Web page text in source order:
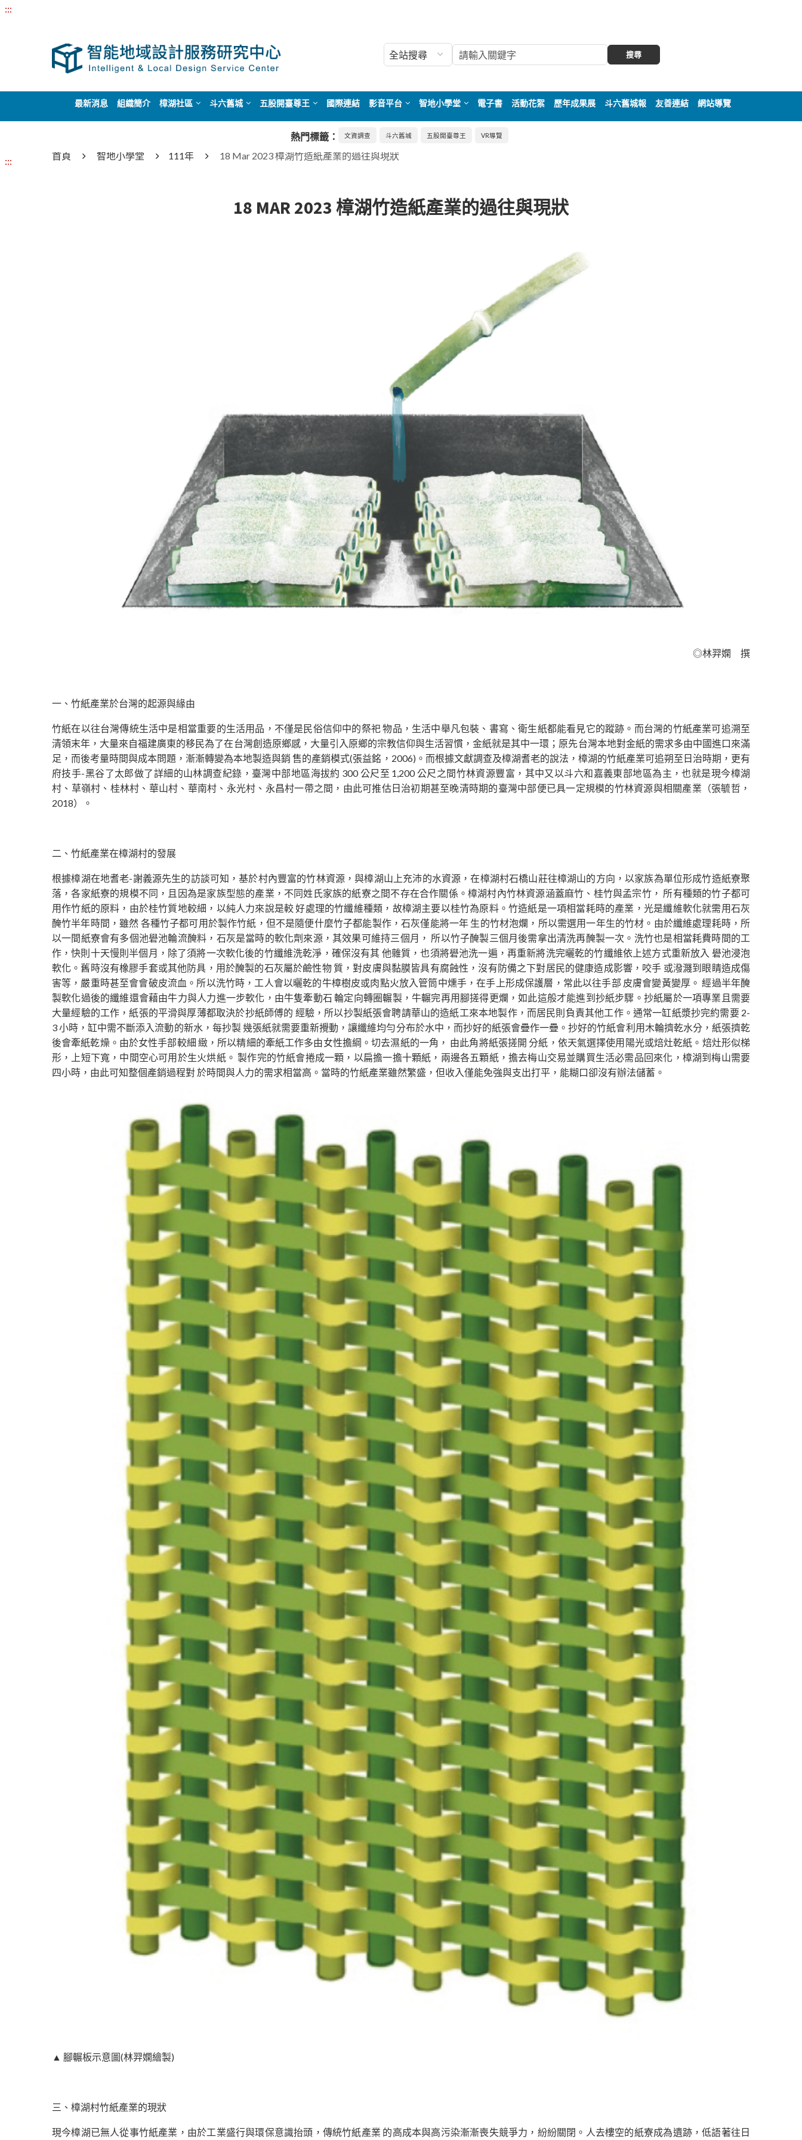
:::
搜尋
最新消息 組織簡介 樟湖社區 斗六舊城 五股開臺尊王 國際連結 影音平台 智地小學堂 電子書 活動花絮 歷年成果展 斗六舊城報 友善連結 網站導覽
熱門標籤： 文資調查 斗六舊城 五股開臺尊王 VR導覽
::: 首頁 智地小學堂 111年 18 Mar 2023 樟湖竹造紙產業的過往與現狀
18 MAR 2023 樟湖竹造紙產業的過往與現狀
◎林羿嫻 撰
一、竹紙產業於台灣的起源與緣由
竹紙在以往台灣傳統生活中是相當重要的生活用品，不僅是民俗信仰中的祭祀 物品，生活中舉凡包裝、書寫、衛生紙都能看見它的蹤跡。而台灣的竹紙產業可追溯至
清領末年，大量來自福建廣東的移民為了在台灣創造原鄉感，大量引入原鄉的宗教信仰與生活習慣，金紙就是其中一環；原先台灣本地對金紙的需求多由中國進口來滿
足，而後考量時間與成本問題，漸漸轉變為本地製造與銷 售的產銷模式(張益銘，2006)。而根據文獻調查及樟湖耆老的說法，樟湖的竹紙產業可追朔至日治時期，更有
府技手-黑谷了太郎做了詳細的山林調查紀錄，臺灣中部地區海拔約 300 公尺至 1,200 公尺之間竹林資源豐富，其中又以斗六和嘉義東部地區為主，也就是現今樟湖
村、草嶺村、桂林村、華山村、華南村、永光村、永昌村一帶之間，由此可推估日治初期甚至晚清時期的臺灣中部便已具一定規模的竹林資源與相關產業（張毓哲，
2018）。
二、竹紙產業在樟湖村的發展
根據樟湖在地耆老-謝義源先生的訪談可知，基於村內豐富的竹林資源，與樟湖山上充沛的水資源，在樟湖村石橋山莊往樟湖山的方向，以家族為單位形成竹造紙寮聚
落，各家紙寮的規模不同，且因為是家族型態的產業，不同姓氏家族的紙寮之間不存在合作關係。樟湖村內竹林資源涵蓋麻竹、桂竹與孟宗竹， 所有種類的竹子都可
用作竹紙的原料，由於桂竹質地較細，以純人力來說是較 好處理的竹纖維種類，故樟湖主要以桂竹為原料。竹造紙是一項相當耗時的產業，光是纖維軟化就需用石灰
醃竹半年時間，雖然 各種竹子都可用於製作竹紙，但不是隨便什麼竹子都能製作，石灰僅能將一年 生的竹材泡爛，所以需選用一年生的竹材。由於纖維處理耗時，所
以一間紙寮會有多個池礐池輪流醃料，石灰是當時的軟化劑來源，其效果可維持三個月， 所以竹子醃製三個月後需拿出清洗再醃製一次。洗竹也是相當耗費時間的工
作，快則十天慢則半個月，除了須將一次軟化後的竹纖維洗乾淨，確保沒有其 他雜質，也須將礐池洗一遍，再重新將洗完曬乾的竹纖維依上述方式重新放入 礐池浸泡
軟化。舊時沒有橡膠手套或其他防具，用於醃製的石灰屬於鹼性物 質，對皮膚與黏膜皆具有腐蝕性，沒有防備之下對居民的健康造成影響，咬手 或潑濺到眼睛造成傷
害等，嚴重時甚至會會破皮流血。所以洗竹時，工人會以曬乾的牛樟樹皮或肉點火放入管筒中燻手，在手上形成保護層，常此以往手部 皮膚會變黃變厚。 經過半年醃
製軟化過後的纖維還會藉由牛力與人力進一步軟化，由牛隻牽動石 輪定向轉圈輾製，牛輾完再用腳搓得更爛，如此這般才能進到抄紙步驟。抄紙屬於一項專業且需要
大量經驗的工作，紙張的平滑與厚薄都取決於抄紙師傅的 經驗，所以抄製紙張會聘請華山的造紙工來本地製作，而居民則負責其他工作。通常一缸紙漿抄完約需要 2-
3 小時，缸中需不斷添入流動的新水，每抄製 幾張紙就需要重新攪動，讓纖維均勻分布於水中，而抄好的紙張會疊作一疊。抄好的竹紙會利用木輪擠乾水分，紙張擠乾
後會牽紙乾燥。由於女性手部較細 緻，所以精細的牽紙工作多由女性擔綱。切去濕紙的一角， 由此角將紙張搓開 分紙，依天氣選擇使用陽光或焙灶乾紙。焙灶形似梯
形，上短下寬，中間空心可用於生火烘紙。 製作完的竹紙會捲成一顆，以扁擔一擔十顆紙，兩邊各五顆紙，擔去梅山交易並購買生活必需品回來化，樟湖到梅山需要
四小時，由此可知整個產銷過程對 於時間與人力的需求相當高。當時的竹紙產業雖然繁盛，但收入僅能免強與支出打平，能糊口卻沒有辦法儲蓄。
▲ 腳輾板示意圖(林羿嫻繪製)
三、樟湖村竹紙產業的現狀
現今樟湖已無人從事竹紙產業，由於工業盛行與環保意識抬頭，傳統竹紙產業 的高成本與高污染漸漸喪失競爭力，紛紛關閉。人去樓空的紙寮成為遺跡，低語著往日